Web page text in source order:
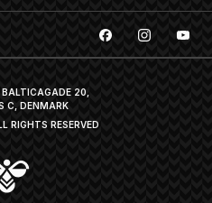
20,
C, DENMARK
RIGHTS RESERVED